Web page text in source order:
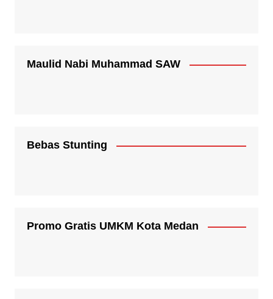
Maulid Nabi Muhammad SAW
Bebas Stunting
Promo Gratis UMKM Kota Medan